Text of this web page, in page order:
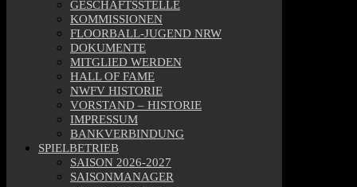
GESCHÄFTSSTELLE
KOMMISSIONEN
FLOORBALL-JUGEND NRW
DOKUMENTE
MITGLIED WERDEN
HALL OF FAME
NWFV HISTORIE
VORSTAND – HISTORIE
IMPRESSUM
BANKVERBINDUNG
SPIELBETRIEB
SAISON 2026-2027
SAISONMANAGER